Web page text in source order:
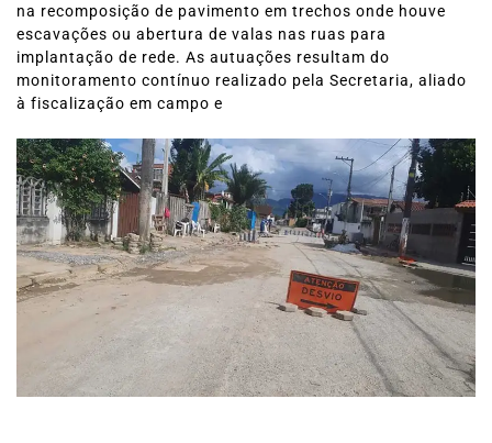
na recomposição de pavimento em trechos onde houve
escavações ou abertura de valas nas ruas para
implantação de rede. As autuações resultam do
monitoramento contínuo realizado pela Secretaria, aliado
à fiscalização em campo e